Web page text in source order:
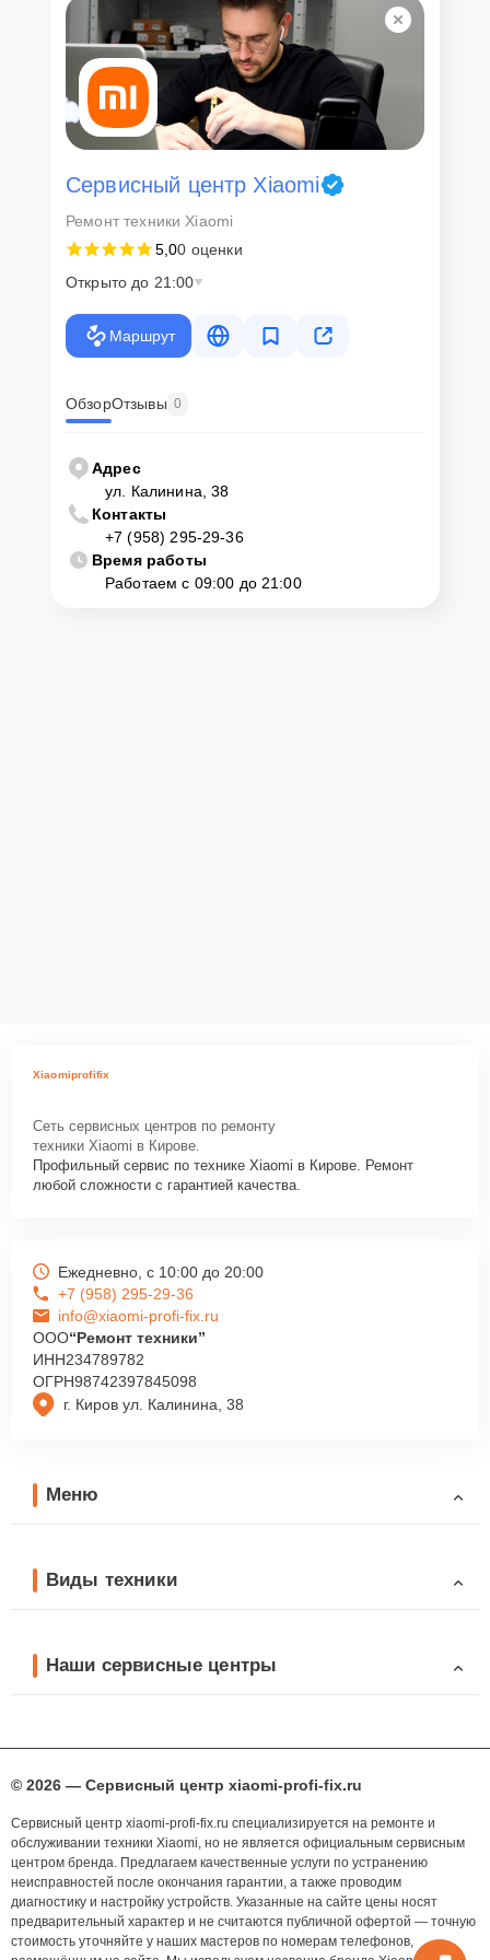
Сервисный центр Xiaomi
Ремонт техники Xiaomi
5,00 оценки
Открыто до 21:00
Маршрут
ОбзорОтзывы 0
Адрес
ул. Калинина, 38
Контакты
+7 (958) 295-29-36
Время работы
Работаем с 09:00 до 21:00
Xiaomiprofifix
Сеть сервисных центров по ремонту
техники Xiaomi в Кирове.
Профильный сервис по технике Xiaomi в Кирове. Ремонт
любой сложности с гарантией качества.
г. Киров ул. Калинина, 38
Ежедневно, с 10:00 до 20:00
+7 (958) 295-29-36
info@xiaomi-profi-fix.ru
ООО“Ремонт техники”
ИНН234789782
ОГРН98742397845098
Меню
Виды техники
Наши сервисные центры
© 2026 — Сервисный центр xiaomi-profi-fix.ru
Сервисный центр xiaomi-profi-fix.ru специализируется на ремонте и
обслуживании техники Xiaomi, но не является официальным сервисным
центром бренда. Предлагаем качественные услуги по устранению
неисправностей после окончания гарантии, а также проводим
диагностику и настройку устройств. Указанные на сайте цены носят
предварительный характер и не считаются публичной офертой — точную
стоимость уточняйте у наших мастеров по номерам телефонов,